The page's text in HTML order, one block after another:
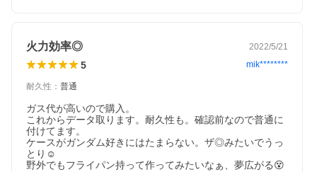
火力効率◎ 2022/5/21
5 mik********
耐久性 ： 普通
ガス代が高いので購入。
これからデータ取ります。耐久性も。確認前なので普通に
付けてます。
ケースがガンダム好きにはたまらない。ザ◎みたいでうっ
とり☺️
野外でもフライパン持って作ってみたいなぁ、夢広がる😵